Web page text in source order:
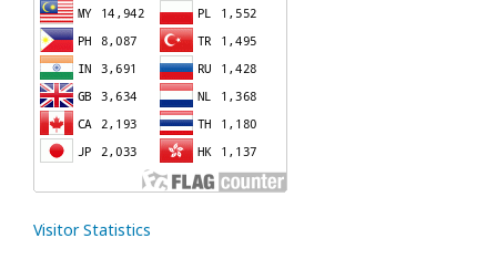
Visitor Statistics